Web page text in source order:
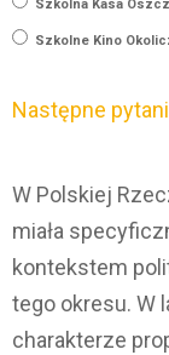
Szkolna Kasa
Szkolne Kino
Następne
W Polskiej
miała
kontekstem
tego okresu. W
charakterze